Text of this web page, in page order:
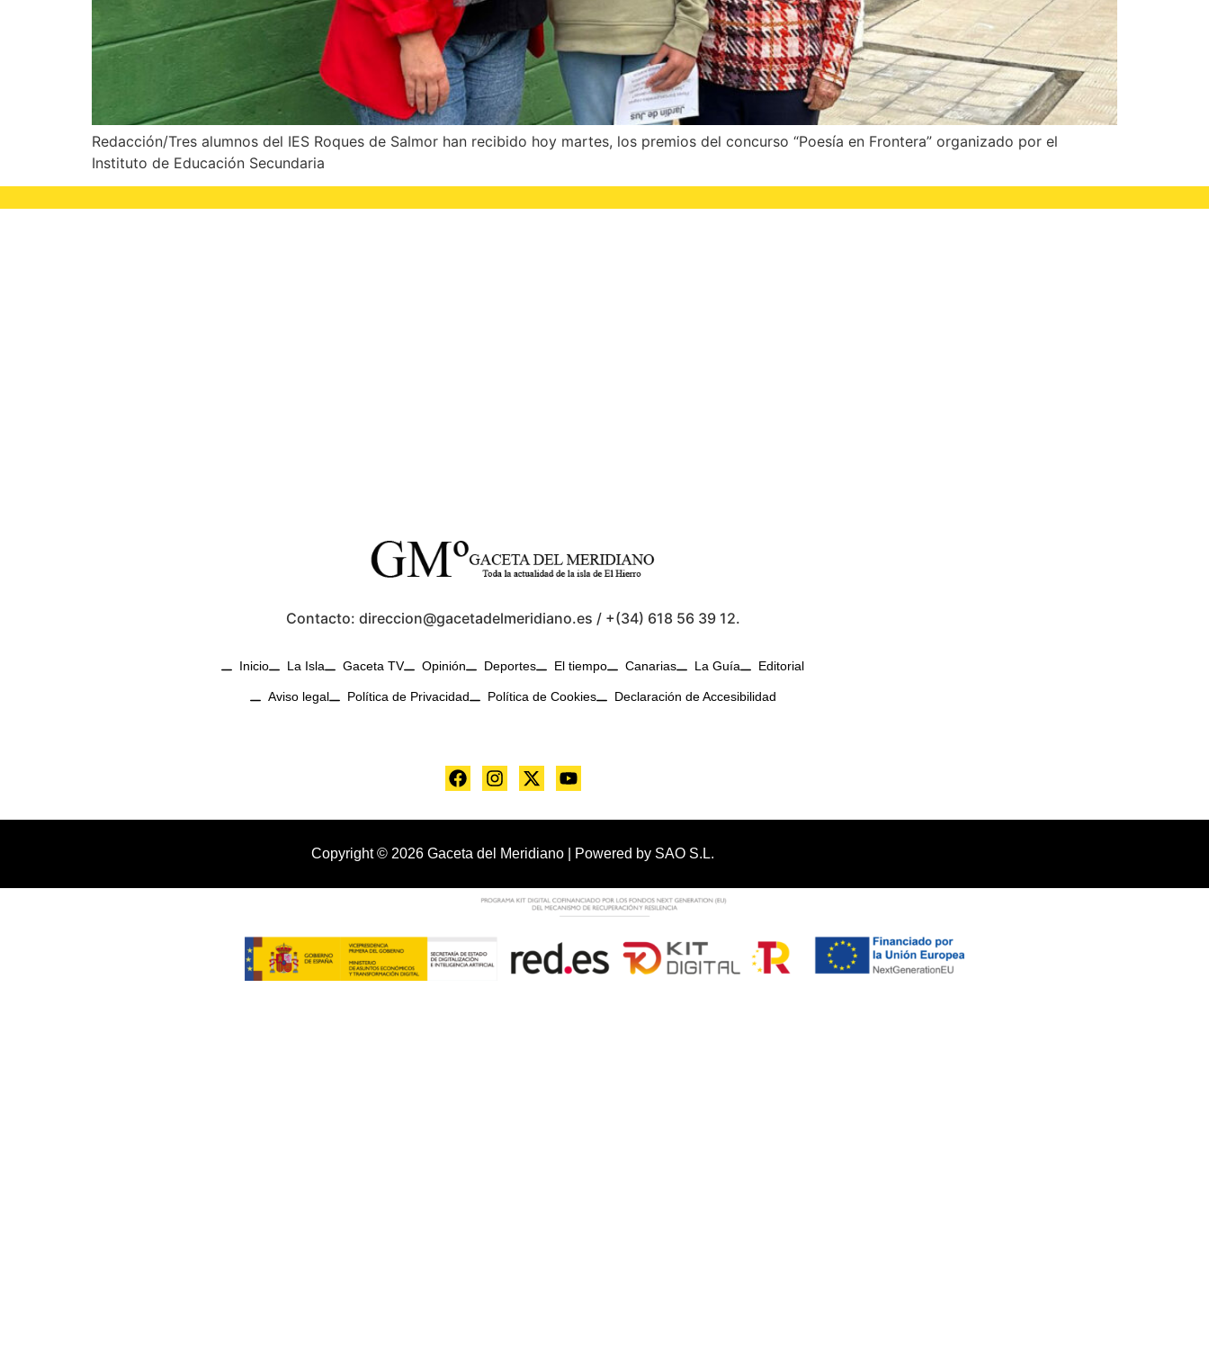
Redacción/Tres alumnos del IES Roques de Salmor han recibido hoy martes, los premios del concurso “Poesía en Frontera” organizado por el
Instituto de Educación Secundaria
Contacto: direccion@gacetadelmeridiano.es / +(34) 618 56 39 12.
Inicio La Isla Gaceta TV Opinión Deportes El tiempo Canarias La Guía Editorial
Aviso legal Política de Privacidad Política de Cookies Declaración de Accesibilidad
Copyright © 2026 Gaceta del Meridiano | Powered by SAO S.L.